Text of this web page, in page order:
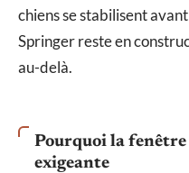
chiens se stabilisent
Springer reste en
au-delà.
Pourquoi la fenêtre
exigeante